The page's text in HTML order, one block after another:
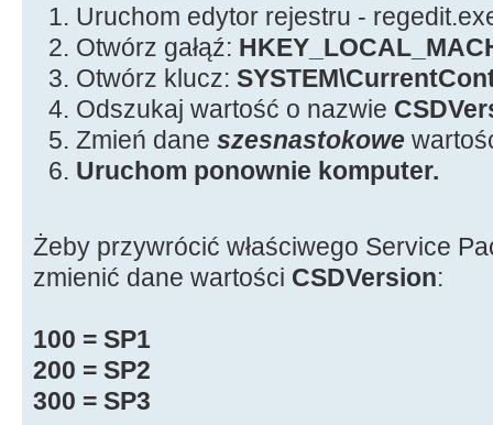
Uruchom edytor rejestru -
Otwórz gałąź:
Otwórz klucz:
Odszukaj wartość o nazwie
Zmień dane szesnastokowe
Uruchom ponownie komputer.
Żeby przywrócić właściwego Service
zmienić dane wartości CSDVersion:
100 = SP1
200 = SP2
300 = SP3